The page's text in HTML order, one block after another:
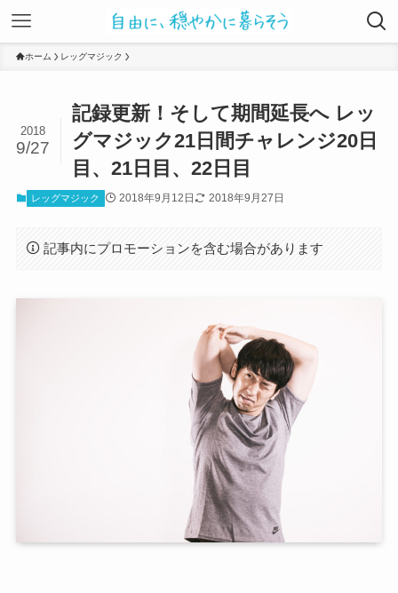
ホーム レッグマジック
記録更新！そして期間延長へ レッ
グマジック21日間チャレンジ20日
目、21日目、22日目
2018
9/27
レッグマジック 2018年9月12日 2018年9月27日
記事内にプロモーションを含む場合があります